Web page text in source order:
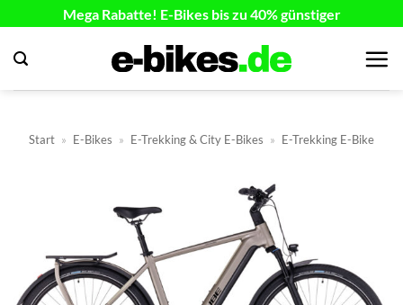
springen
Mega Rabatte! E-Bikes bis zu 40% günstiger
Start » E-Bikes » E-Trekking & City E-Bikes » E-Trekking E-Bike